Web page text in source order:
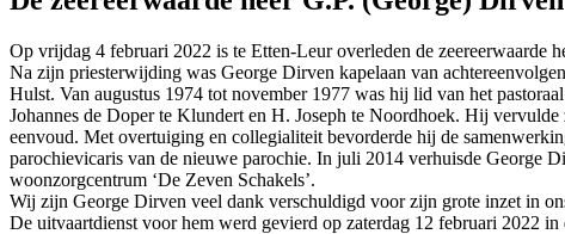
Op vrijdag 4 februari 2022 is te Etten-Leur overleden de
Na zijn priesterwijding was George Dirven kapelaan van
Hulst. Van augustus 1974 tot november 1977 was hij lid van het
Johannes de Doper te Klundert en H. Joseph te Noordhoek. Hij
eenvoud. Met overtuiging en collegialiteit bevorderde hij de
parochievicaris van de nieuwe parochie. In juli 2014 verhuisde George
woonzorgcentrum ‘De Zeven Schakels’.
Wij zijn George Dirven veel dank verschuldigd voor zijn grote inzet in
De uitvaartdienst voor hem werd gevierd op zaterdag 12 februari 2022